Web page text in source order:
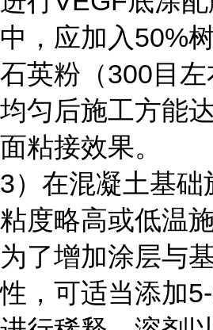
中，应加入50%
石英粉（300目
均匀后施工方能
面粘接效果。
3）在混凝土基础
粘度略高或低温
为了增加涂层与
性，可适当添加